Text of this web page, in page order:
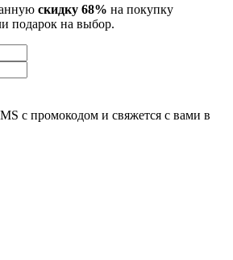
скидку 68% на покупку
подарок на выбор.
с промокодом и свяжется с вами в